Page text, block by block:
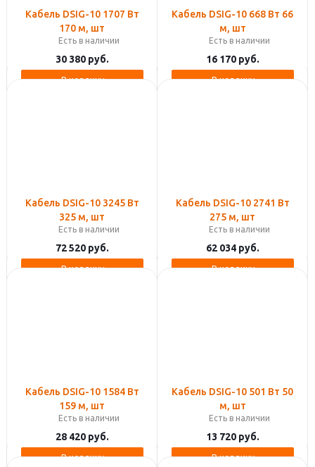
Кабель DSIG-10 1707 Вт
170 м, шт
Есть в наличии
30 380руб.
В корзину
Кабель DSIG-10 668 Вт 66
м, шт
Есть в наличии
16 170руб.
В корзину
Кабель DSIG-10 3245 Вт
325 м, шт
Есть в наличии
72 520руб.
В корзину
Кабель DSIG-10 2741 Вт
275 м, шт
Есть в наличии
62 034руб.
В корзину
Кабель DSIG-10 1584 Вт
159 м, шт
Есть в наличии
28 420руб.
В корзину
Кабель DSIG-10 501 Вт 50
м, шт
Есть в наличии
13 720руб.
В корзину